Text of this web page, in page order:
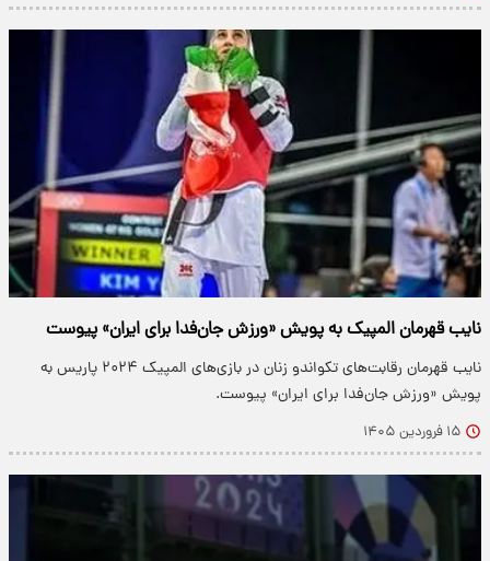
نایب قهرمان المپیک به پویش «ورزش جان‌فدا برای ایران» پیوست
نایب قهرمان رقابت‌های تکواندو زنان در بازی‌های المپیک ۲۰۲۴ پاریس به
پویش «ورزش جان‌فدا برای ایران» پیوست.
۱۵ فروردین ۱۴۰۵